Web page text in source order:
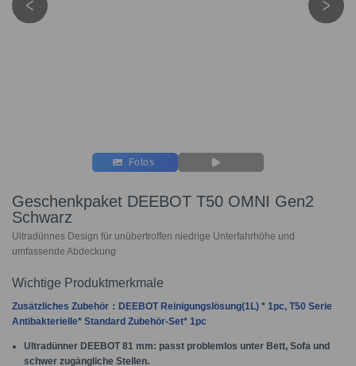
Fotos
Geschenkpaket DEEBOT T50 OMNI Gen2
Schwarz
Ultradünnes Design für unübertroffen niedrige Unterfahrhöhe und
umfassende Abdeckung
Wichtige Produktmerkmale
Zusätzliches Zubehör：DEEBOT Reinigungslösung(1L) * 1pc, T50 Serie
Antibakterielle* Standard Zubehör-Set* 1pc
Ultradünner DEEBOT 81 mm: passt problemlos unter Bett, Sofa und
schwer zugängliche Stellen.